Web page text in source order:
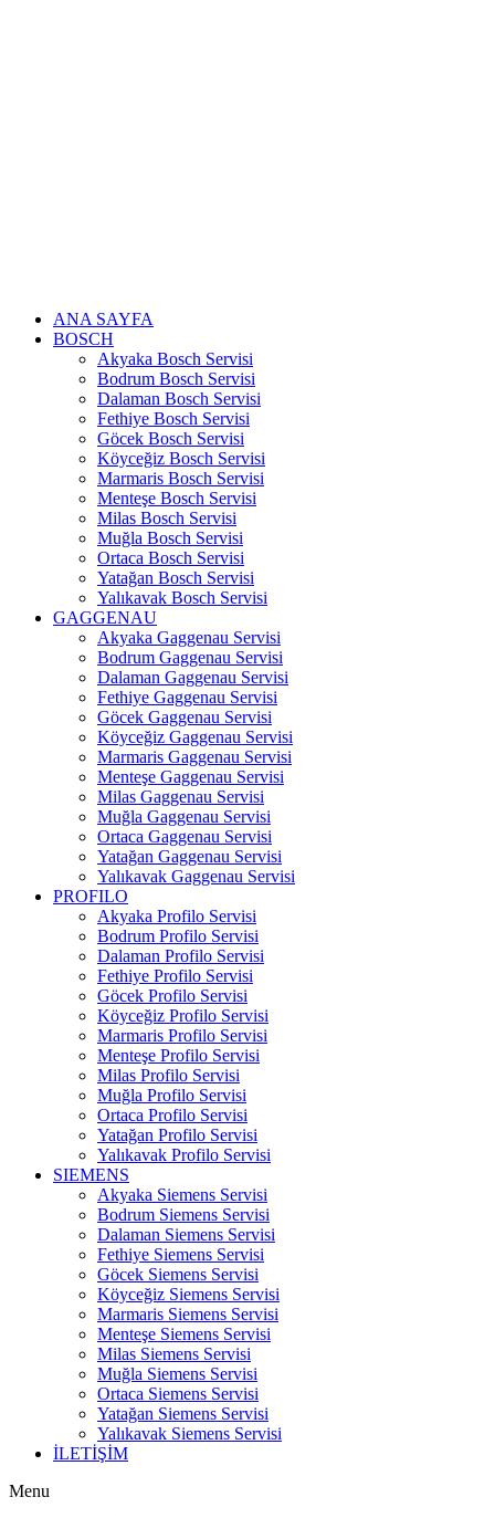
ANA SAYFA
BOSCH
Akyaka Bosch Servisi
Bodrum Bosch Servisi
Dalaman Bosch Servisi
Fethiye Bosch Servisi
Göcek Bosch Servisi
Köyceğiz Bosch Servisi
Marmaris Bosch Servisi
Menteşe Bosch Servisi
Milas Bosch Servisi
Muğla Bosch Servisi
Ortaca Bosch Servisi
Yatağan Bosch Servisi
Yalıkavak Bosch Servisi
GAGGENAU
Akyaka Gaggenau Servisi
Bodrum Gaggenau Servisi
Dalaman Gaggenau Servisi
Fethiye Gaggenau Servisi
Göcek Gaggenau Servisi
Köyceğiz Gaggenau Servisi
Marmaris Gaggenau Servisi
Menteşe Gaggenau Servisi
Milas Gaggenau Servisi
Muğla Gaggenau Servisi
Ortaca Gaggenau Servisi
Yatağan Gaggenau Servisi
Yalıkavak Gaggenau Servisi
PROFILO
Akyaka Profilo Servisi
Bodrum Profilo Servisi
Dalaman Profilo Servisi
Fethiye Profilo Servisi
Göcek Profilo Servisi
Köyceğiz Profilo Servisi
Marmaris Profilo Servisi
Menteşe Profilo Servisi
Milas Profilo Servisi
Muğla Profilo Servisi
Ortaca Profilo Servisi
Yatağan Profilo Servisi
Yalıkavak Profilo Servisi
SIEMENS
Akyaka Siemens Servisi
Bodrum Siemens Servisi
Dalaman Siemens Servisi
Fethiye Siemens Servisi
Göcek Siemens Servisi
Köyceğiz Siemens Servisi
Marmaris Siemens Servisi
Menteşe Siemens Servisi
Milas Siemens Servisi
Muğla Siemens Servisi
Ortaca Siemens Servisi
Yatağan Siemens Servisi
Yalıkavak Siemens Servisi
İLETİŞİM
Menu